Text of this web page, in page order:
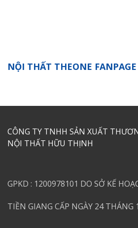
NỘI THẤT THEONE FANPAGE
CÔNG TY TNHH SẢN XUẤT
NỘI THẤT HỮU THỊNH
GPKD : 1200978101 DO SỞ KẾ
TIỀN GIANG CẤP NGÀY 24 THÁNG